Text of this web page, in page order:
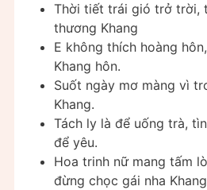
Thời tiết trái gió trở trời,
thương Khang
E không thích hoàng
Khang hôn.
Suốt ngày mơ màng vì
Khang.
Tách ly là để uống trà,
để yêu.
Hoa trinh nữ mang tấm
đừng chọc gái nha Khang